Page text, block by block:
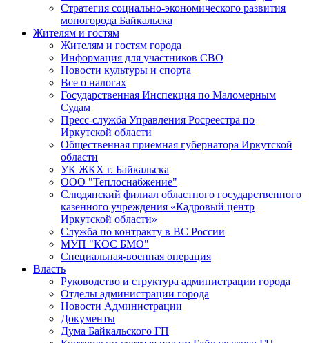
Стратегия социально-экономического развития
моногорода Байкальска
Жителям и гостям
Жителям и гостям города
Информация для участников СВО
Новости культуры и спорта
Все о налогах
Государственная Инспекция по Маломерным
Судам
Пресс-служба Управления Росреестра по
Иркутской области
Общественная приемная губернатора Иркутской
области
УК ЖКХ г. Байкальска
ООО "Теплоснабжение"
Слюдянский филиал областного государственного
казенного учреждения «Кадровый центр
Иркутской области»
Служба по контракту в ВС России
МУП "КОС БМО"
Специальная-военная операция
Власть
Руководство и структура администрации города
Отделы администрации города
Новости Администрации
Документы
Дума Байкальского ГП